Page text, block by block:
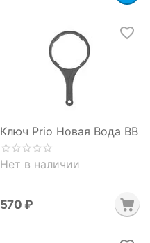
Ключ Prio Новая Вода BB
Нет в наличии
‍570‍ ₽